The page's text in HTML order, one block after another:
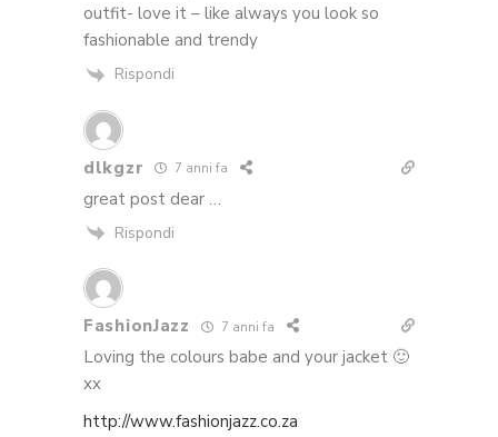
outfit- love it – like always you look so
fashionable and trendy
Rispondi
dlkgzr 7 anni fa
great post dear …
Rispondi
FashionJazz 7 anni fa
Loving the colours babe and your jacket 🙂
xx
http://www.fashionjazz.co.za